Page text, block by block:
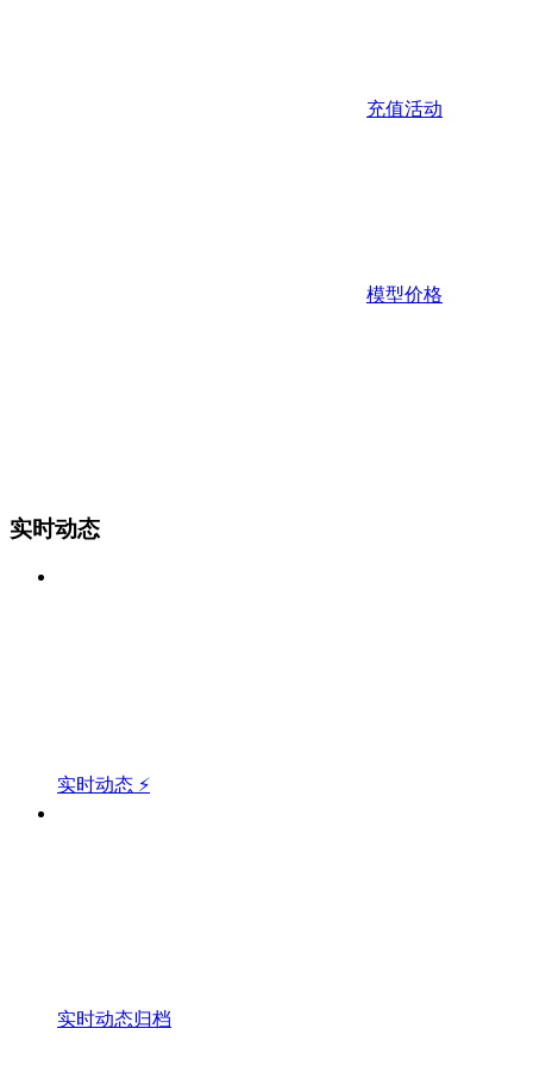
充值活动
模型价格
实时动态
实时动态 ⚡
实时动态归档